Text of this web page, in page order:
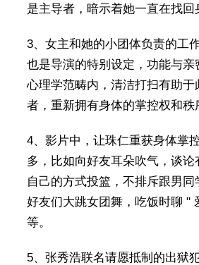
是主导者，暗示着她一直在找回
3、女主和她的小团体负责的工
也是导演的特别设定，功能与亲
心理学范畴内，清洁打扫有助于
者，重新拥有身体的掌控权和秩
4、影片中，让珠仁重获身体掌
多，比如向好友耳朵吹气，谈论
自己的方式投篮，不排斥跟男
好友们大跳女团舞，吃饭时聊 "
等。
5、张秀浩联名请愿抵制的出狱